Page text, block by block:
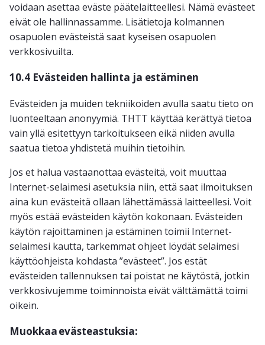
voidaan asettaa eväste päätelaitteellesi. Nämä evästeet
eivät ole hallinnassamme. Lisätietoja kolmannen
osapuolen evästeistä saat kyseisen osapuolen
verkkosivuilta.
10.4 Evästeiden hallinta ja estäminen
Evästeiden ja muiden tekniikoiden avulla saatu tieto on
luonteeltaan anonyymiä. THTT käyttää kerättyä tietoa
vain yllä esitettyyn tarkoitukseen eikä niiden avulla
saatua tietoa yhdistetä muihin tietoihin.
Jos et halua vastaanottaa evästeitä, voit muuttaa
Internet-selaimesi asetuksia niin, että saat ilmoituksen
aina kun evästeitä ollaan lähettämässä laitteellesi. Voit
myös estää evästeiden käytön kokonaan. Evästeiden
käytön rajoittaminen ja estäminen toimii Internet-
selaimesi kautta, tarkemmat ohjeet löydät selaimesi
käyttöohjeista kohdasta ”evästeet”. Jos estät
evästeiden tallennuksen tai poistat ne käytöstä, jotkin
verkkosivujemme toiminnoista eivät välttämättä toimi
oikein.
Muokkaa evästeastuksia: